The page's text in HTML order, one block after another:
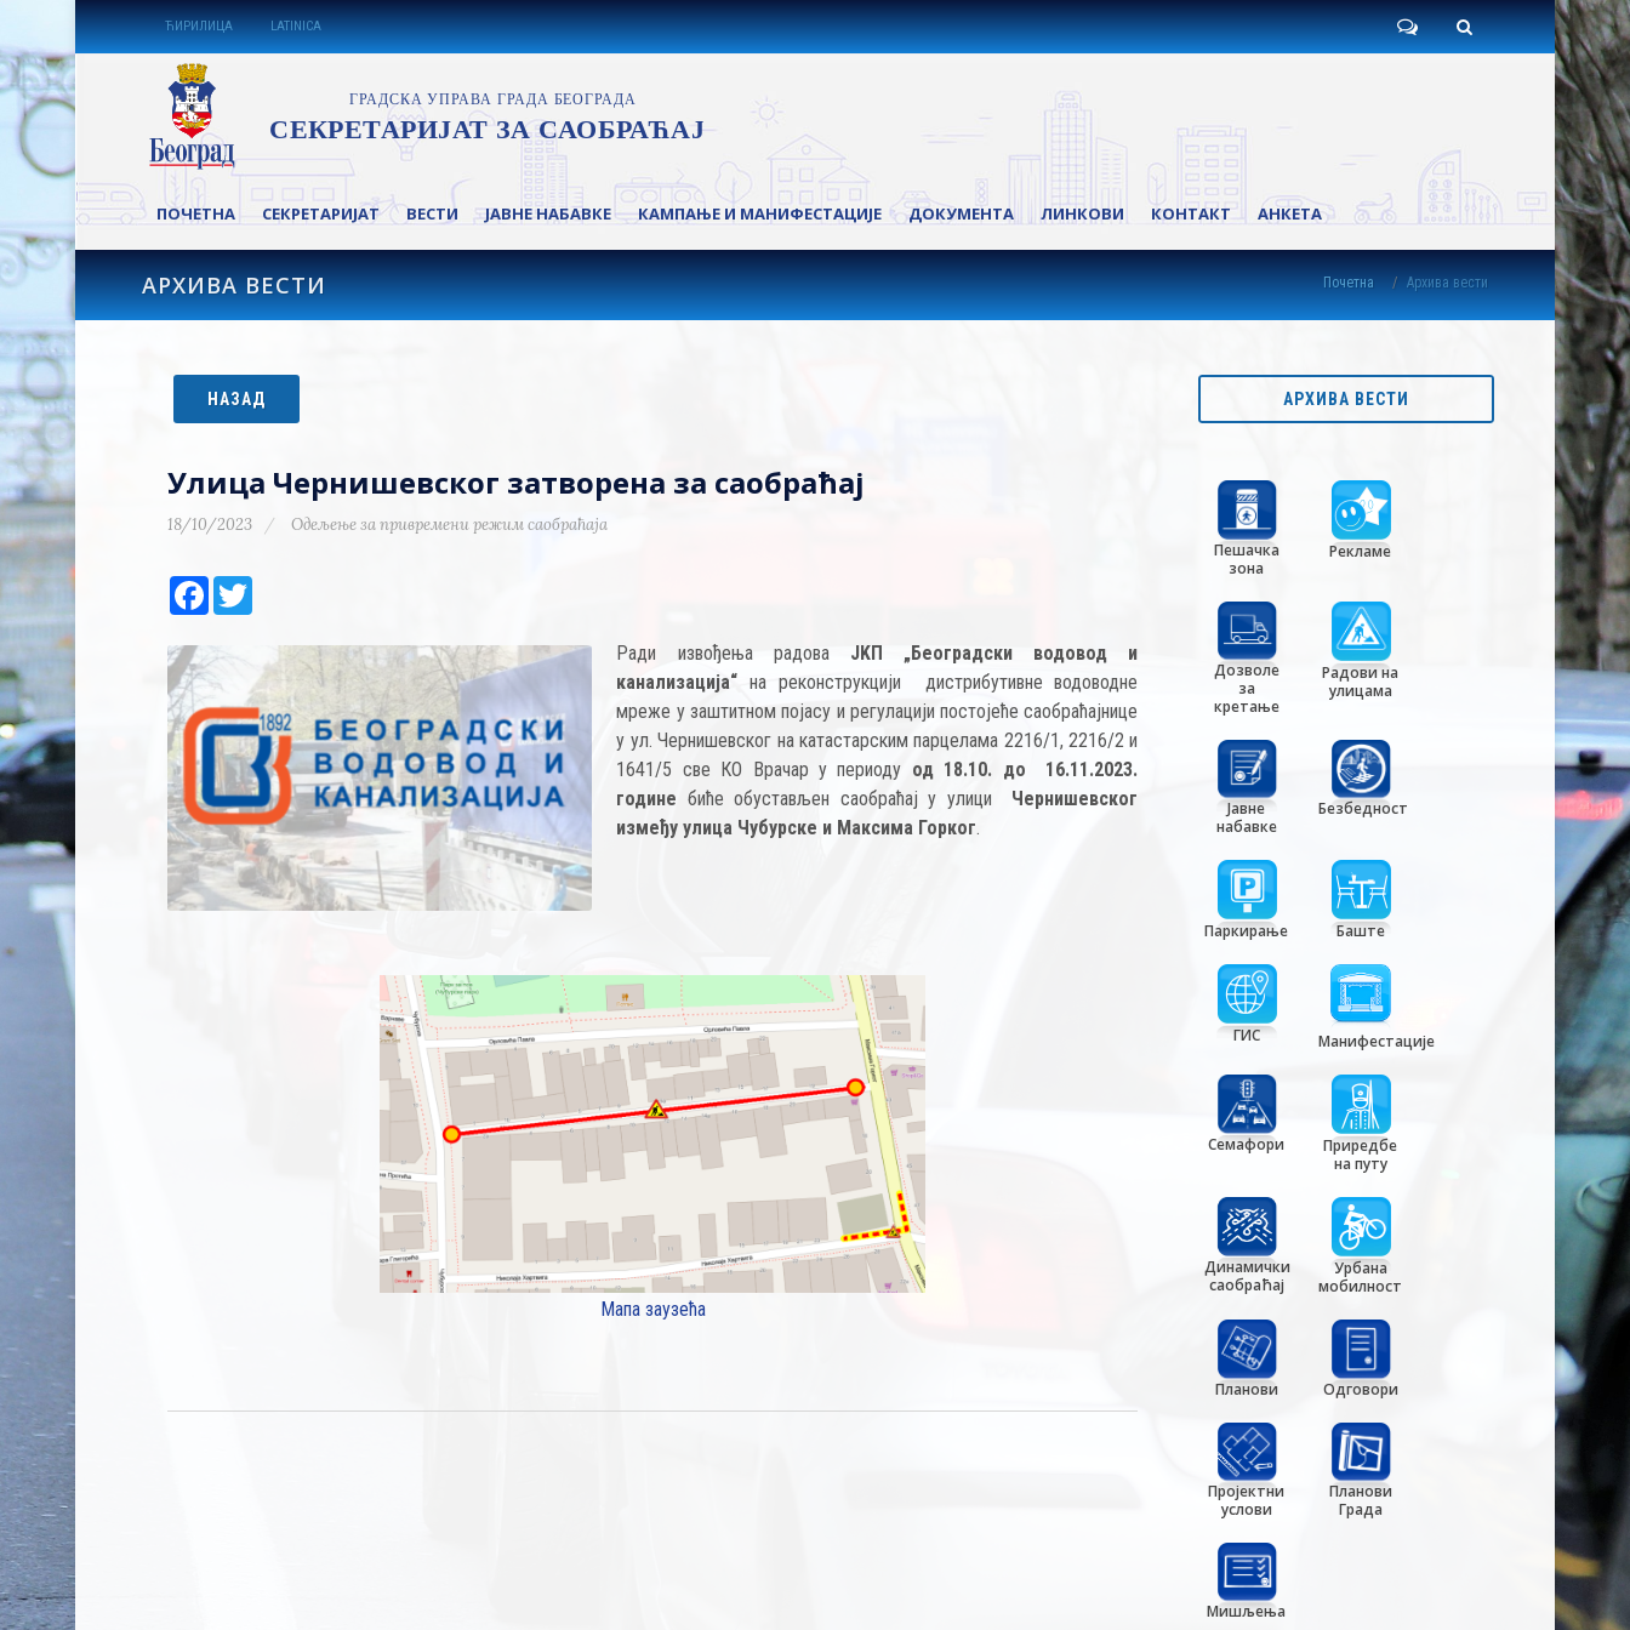
ЋИРИЛИЦА LATINICA
ПОЧЕТНА СЕКРЕТАРИЈАТ ВЕСТИ ЈАВНЕ НАБАВКЕ КАМПАЊЕ И МАНИФЕСТАЦИЈЕ ДОКУМЕНТА ЛИНКОВИ КОНТАКТ АНКЕТА
АРХИВА ВЕСТИ Почетна Архива вести
НАЗАД
Улица Чернишевског затворена за саобраћај
18/10/2023 Одељење за привремени режим саобраћаја
Facebook
Ради извођења радоваJKП „Београдски водовод и
канализација“ на реконструкцији дистрибутивне водоводне
мреже у заштитном појасу и регулацији постојеће саобраћајнице
у ул. Чернишевског на катастарским парцелама 2216/1, 2216/2 и
1641/5 све КО Врачар у периоду од 18.10. до 16.11.2023.
године биће обустављен саобраћај у улици
Чернишевског
између улица Чубурске и Максима Горког.
Мапа заузећа
АРХИВА ВЕСТИ
Пешачка
зона
Рекламе
Дозволе
за
кретање
Радови на
улицама
Јавне
набавке
Безбедност
Паркирање Баште
ГИС Манифестације
Семафори
Приредбе
на путу
Динамички
саобраћај
Урбана
мобилност
Планови Одговори
Пројектни
услови
Планови
Града
Мишљења